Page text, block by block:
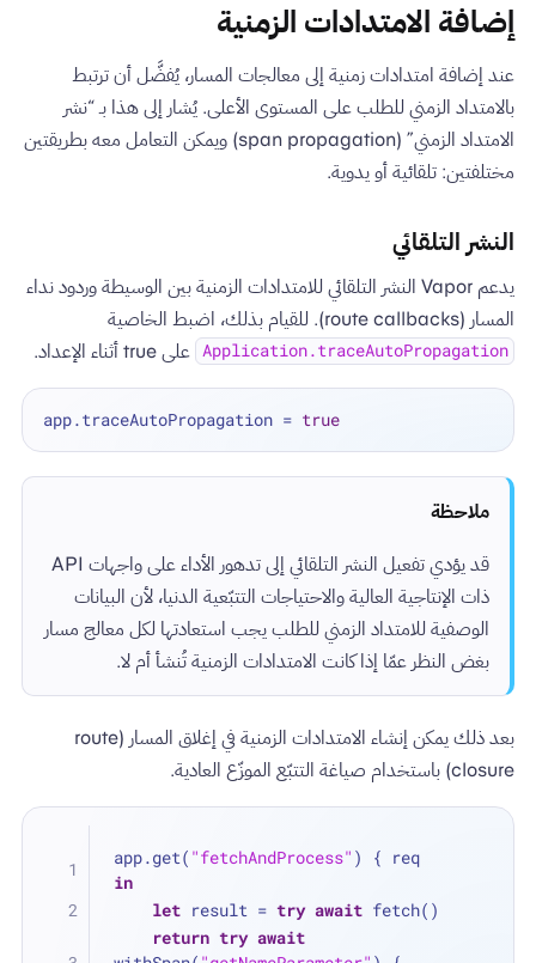
إضافة الامتدادات الزمنية
عند إضافة امتدادات زمنية إلى معالجات المسار، يُفضَّل أن ترتبط
بالامتداد الزمني للطلب على المستوى الأعلى. يُشار إلى هذا بـ “نشر
الامتداد الزمني” (span propagation) ويمكن التعامل معه بطريقتين
مختلفتين: تلقائية أو يدوية.
النشر التلقائي
يدعم Vapor النشر التلقائي للامتدادات الزمنية بين الوسيطة وردود نداء
المسار (route callbacks). للقيام بذلك، اضبط الخاصية
Application.traceAutoPropagation على true أثناء الإعداد.
app.traceAutoPropagation = true
ملاحظة
قد يؤدي تفعيل النشر التلقائي إلى تدهور الأداء على واجهات API
ذات الإنتاجية العالية والاحتياجات التتبّعية الدنيا، لأن البيانات
الوصفية للامتداد الزمني للطلب يجب استعادتها لكل معالج مسار
بغض النظر عمّا إذا كانت الامتدادات الزمنية تُنشأ أم لا.
بعد ذلك يمكن إنشاء الامتدادات الزمنية في إغلاق المسار (route
closure) باستخدام صياغة التتبّع الموزّع العادية.
app.get( "fetchAndProcess"
in
let result = try await fetch()
return try await